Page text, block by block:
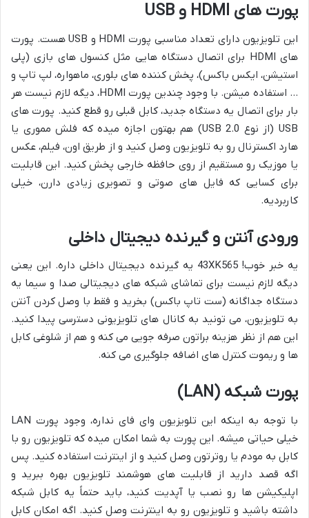
پورت های HDMI و USB
این تلویزیون دارای تعداد مناسبی پورت HDMI و USB هست. پورت
های HDMI برای اتصال دستگاه هایی مثل کنسول های بازی (پلی
استیشن، ایکس باکس)، پخش کننده های بلوری، ماهواره، لپ تاپ و
… استفاده میشن. با وجود چندین پورت HDMI، دیگه لازم نیست هر
بار برای اتصال یه دستگاه جدید، کابل قبلی رو قطع کنید. پورت های
USB (از نوع USB 2.0) هم بهتون اجازه میده که فلش مموری یا
هارد اکسترنال رو به تلویزیون وصل کنید و از طریق اون، فیلم، عکس
یا موزیک رو مستقیم از روی حافظه خارجی پخش کنید. این قابلیت
برای کسایی که فایل های صوتی و تصویری زیادی دارن، خیلی
کاربردیه.
ورودی آنتن و گیرنده دیجیتال داخلی
یه خبر خوب! 43XK565 یه گیرنده دیجیتال داخلی داره. این یعنی
دیگه لازم نیست برای تماشای شبکه های دیجیتالی صدا و سیما یه
دستگاه جداگانه (ست تاپ باکس) بخرید و فقط با وصل کردن آنتن
به تلویزیون، می تونید به کانال های تلویزیونی دسترسی پیدا کنید.
این هم از نظر هزینه براتون صرفه جویی می کنه و هم از شلوغی کابل
ها و ریموت کنترل های اضافه جلوگیری می کنه.
پورت شبکه (LAN)
با توجه به اینکه این تلویزیون وای فای نداره، وجود پورت LAN
خیلی حیاتی میشه. این پورت به شما امکان میده که تلویزیون رو با
کابل به مودم یا روترتون وصل کنید و از اینترنت استفاده کنید. پس
اگه قصد دارید از قابلیت های هوشمند تلویزیون بهره ببرید و
اپلیکیشن ها رو نصب یا آپدیت کنید، باید حتماً یه کابل شبکه
داشته باشید و تلویزیون رو به اینترنت وصل کنید. اگه امکان کابل